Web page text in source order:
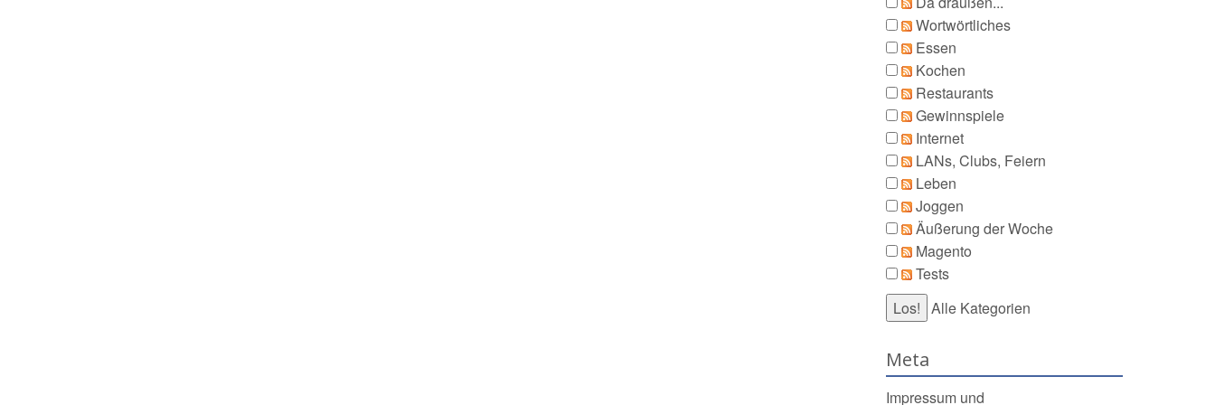
Wortwörtliches
Essen
Kochen
Restaurants
Gewinnspiele
Internet
LANs, Clubs, Feiern
Leben
Joggen
Äußerung der Woche
Magento
Tests
Alle Kategorien
Meta
Impressum und